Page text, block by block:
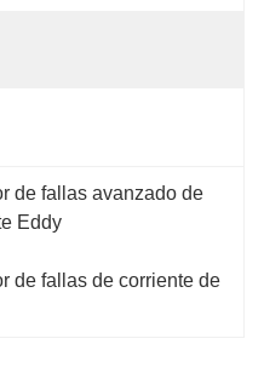
de fallas avanzado de
Eddy
de fallas de corriente de